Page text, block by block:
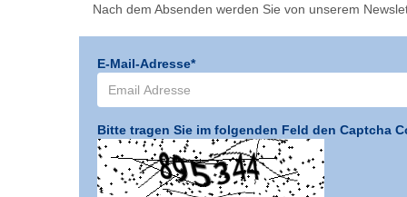
Nach dem Absenden werden Sie von unserem
E-Mail-Adresse*
Bitte tragen Sie im folgenden Feld den Captcha